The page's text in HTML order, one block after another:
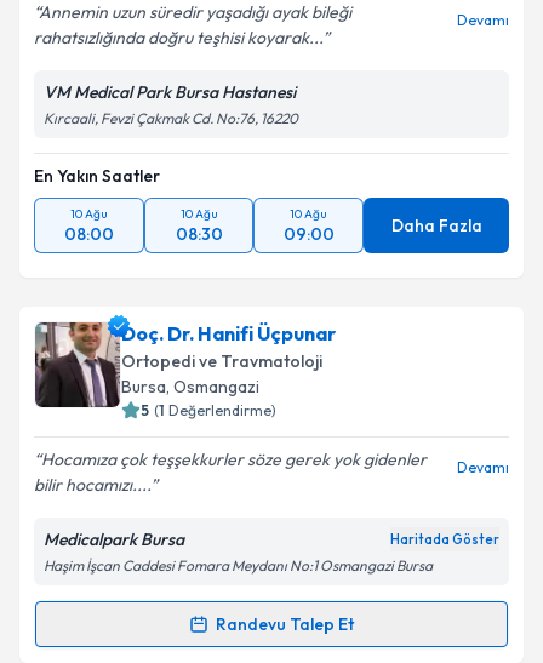
Annemin uzun süredir yaşadığı ayak bileği
rahatsızlığında doğru teşhisi koyarak...
Devamı
VM Medical Park Bursa Hastanesi
Kırcaali, Fevzi Çakmak Cd. No:76, 16220
En Yakın Saatler
10 Ağu
08:00
10 Ağu
08:30
10 Ağu
09:00 Daha Fazla
Doç. Dr. Hanifi Üçpunar
Ortopedi ve Travmatoloji
Bursa, Osmangazi
5 (1 Değerlendirme)
Hocamıza çok teşşekkurler söze gerek yok gidenler
bilir hocamızı....
Devamı
Medicalpark Bursa Haritada Göster
Haşim İşcan Caddesi Fomara Meydanı No:1 Osmangazi Bursa
Randevu Talep Et
Randevu Takvimi Talebi